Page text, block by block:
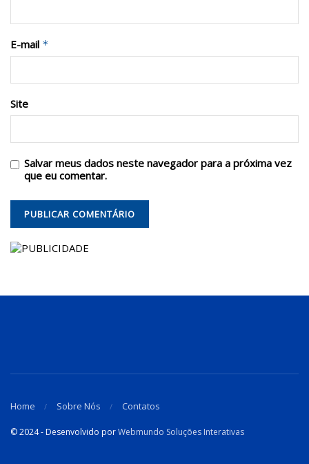
E-mail *
Site
Salvar meus dados neste navegador para a próxima vez
que eu comentar.
Home Sobre Nós Contatos
© 2024 - Desenvolvido porWebmundo Soluções Interativas